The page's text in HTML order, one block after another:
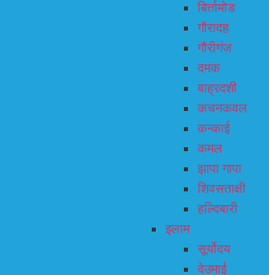
बिर्तामोड
गौरादह
गौरीगंज
दमक
बाह्रदशी
कचनकवल
कन्काई
कमल
झापा गापा
शिवसताक्षी
हल्दिबारी
इलाम
सूर्योदय
देउमाई